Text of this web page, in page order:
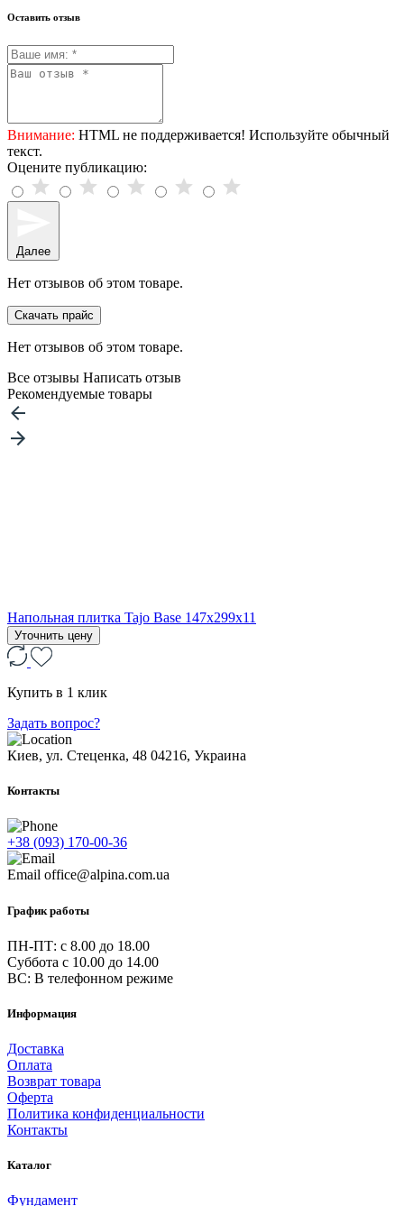
Оставить отзыв
Внимание: HTML не поддерживается! Используйте обычный
текст.
Оцените публикацию:
Далее
Нет отзывов об этом товаре.
Скачать прайс
Нет отзывов об этом товаре.
Все отзывы Написать отзыв
Рекомендуемые товары
Напольная плитка Tajo Base 147x299x11
Уточнить цену
Купить в 1 клик
Задать вопрос?
Киев, ул. Стеценка, 48 04216, Украина
Контакты
+38 (093) 170-00-36
Email office@alpina.com.ua
График работы
ПН-ПТ: c 8.00 до 18.00
Суббота с 10.00 до 14.00
ВС: В телефонном режиме
Информация
Доставка
Оплата
Возврат товара
Оферта
Политика конфиденциальности
Контакты
Каталог
Фундамент